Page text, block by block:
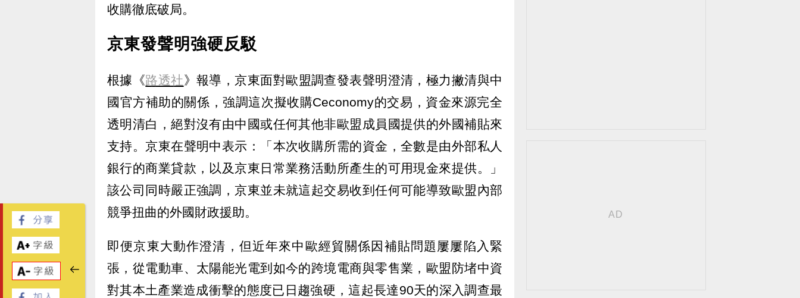
收購徹底破局。
京東發聲明強硬反駁
根據《路透社》報導，京東面對歐盟調查發表聲明澄清，極力撇清與中
國官方補助的關係，強調這次擬收購Ceconomy的交易，資金來源完全
透明清白，絕對沒有由中國或任何其他非歐盟成員國提供的外國補貼來
支持。京東在聲明中表示：「本次收購所需的資金，全數是由外部私人
銀行的商業貸款，以及京東日常業務活動所產生的可用現金來提供。」
該公司同時嚴正強調，京東並未就這起交易收到任何可能導致歐盟內部
競爭扭曲的外國財政援助。
即便京東大動作澄清，但近年來中歐經貿關係因補貼問題屢屢陷入緊
張，從電動車、太陽能光電到如今的跨境電商與零售業，歐盟防堵中資
對其本土產業造成衝擊的態度已日趨強硬，這起長達90天的深入調查最